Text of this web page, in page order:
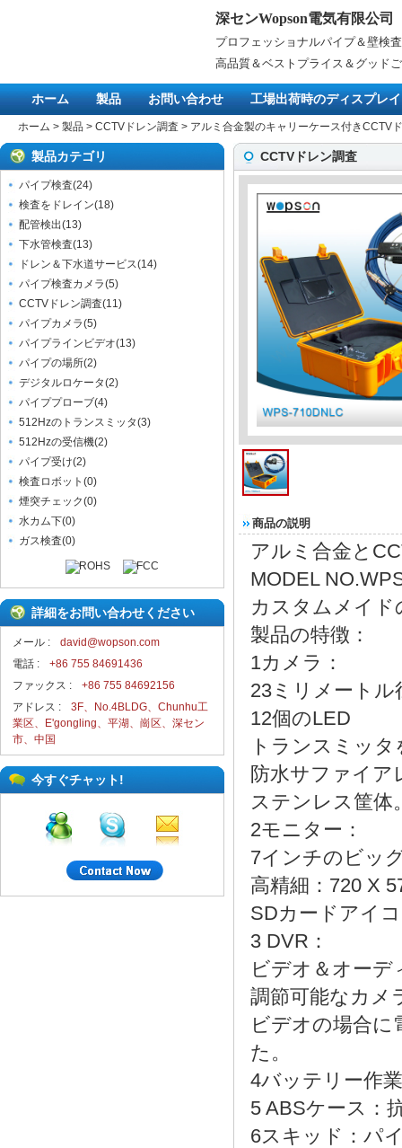
深センWopson電気有限公司
プロフェッショナルパイプ＆壁検
高品質＆ベストプライス＆グッド
ホーム 製品 お問い合わせ 工場出荷時のディスプレイ
ホーム > 製品 > CCTVドレン調査 > アルミ合金製のキャリーケース付きCCTV
製品カテゴリ
パイプ検査(24)
検査をドレイン(18)
配管検出(13)
下水管検査(13)
ドレン＆下水道サービス(14)
パイプ検査カメラ(5)
CCTVドレン調査(11)
パイプカメラ(5)
パイプラインビデオ(13)
パイプの場所(2)
デジタルロケータ(2)
パイププローブ(4)
512Hzのトランスミッタ(3)
512Hzの受信機(2)
パイプ受け(2)
検査ロボット (0)
煙突チェック(0)
水カム下(0)
ガス検査(0)
詳細をお問い合わせください
メール :
david@wopson.com
電話 :
+86 755 84691436
ファックス :
+86 755 84692156
アドレス :
3F、No.4BLDG、Chunhu工
業区、E'gongling、平湖、崗区、深セン
市、中国
今すぐチャット!
CCTVドレン調査
商品の説明
アルミ合金と
MODEL
カスタムメイド
製品の特徴：
1カメラ：
23ミリメートル
12個のLED
トランスミッ
防水サファイア
ステンレス筐体
2モニター：
7インチのビッ
高精細：720 X
SDカードアイ
3 DVR：
ビデオ＆オーデ
調節可能なカメ
ビデオの場合
た。
4バッテリー作
5 ABSケース：
6スキッド：パ